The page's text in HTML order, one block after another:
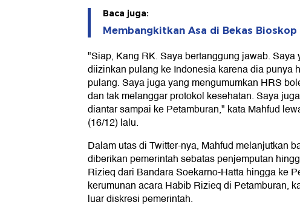
Baca juga:
Membangkitkan Asa di Bekas Bioskop
"Siap, Kang RK. Saya bertanggung jawab. Saya
diizinkan pulang ke Indonesia karena dia punya
pulang. Saya juga yang mengumumkan HRS
dan tak melanggar protokol kesehatan. Saya
diantar sampai ke Petamburan," kata Mahfud
(16/12) lalu.
Dalam utas di Twitter-nya, Mahfud melanjutkan
diberikan pemerintah sebatas penjemputan
Rizieq dari Bandara Soekarno-Hatta hingga ke
kerumunan acara Habib Rizieq di Petamburan,
luar diskresi pemerintah.